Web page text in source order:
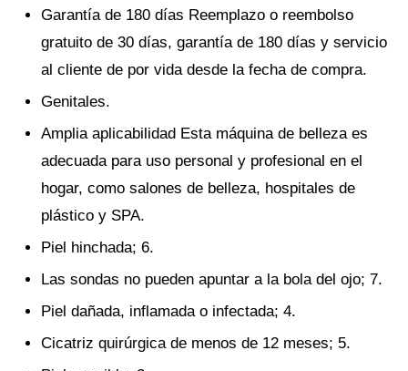
Garantía de 180 días Reemplazo o reembolso
gratuito de 30 días, garantía de 180 días y servicio
al cliente de por vida desde la fecha de compra.
Genitales.
Amplia aplicabilidad Esta máquina de belleza es
adecuada para uso personal y profesional en el
hogar, como salones de belleza, hospitales de
plástico y SPA.
Piel hinchada; 6.
Las sondas no pueden apuntar a la bola del ojo; 7.
Piel dañada, inflamada o infectada; 4.
Cicatriz quirúrgica de menos de 12 meses; 5.